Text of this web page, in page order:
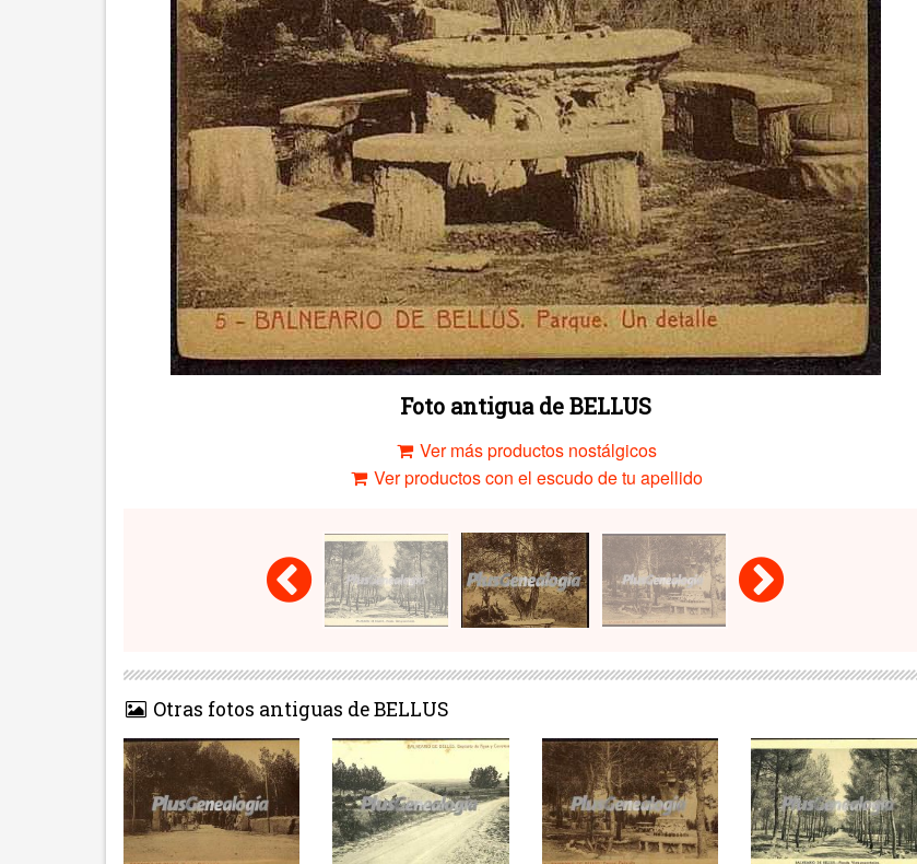
Foto antigua de BELLUS
Ver más productos nostálgicos
Ver productos con el escudo de tu apellido
Otras fotos antiguas de BELLUS